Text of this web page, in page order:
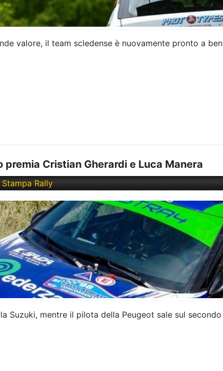
valore, il team scledense è nuovamente pronto a
Cristian Gherardi e Luca Manera
Rally
Suzuki, mentre il pilota della Peugeot sale sul